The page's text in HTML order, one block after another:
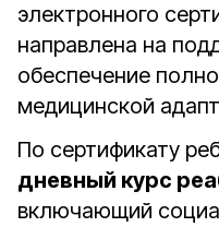
электронного
направлена на
обеспечение
медицинской
По сертификату
дневный курс
включающий